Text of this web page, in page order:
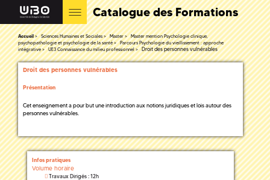
Catalogue des Formations
Accueil Sciences Humaines et Sociales Master
Master mention Psychologie clinique,
psychopathologie et psychologie de la santé
Parcours Psychologie du vieillissement : approche
intégrative
UE3 Connaissance du milieu professionnel Droit des personnes vulnérables
Droit des personnes vulnérables
Présentation
Cet enseignement a pour but une introduction aux notions juridiques et lois autour des
personnes vulnérables.
Infos pratiques
Volume horaire
Travaux Dirigés : 12h